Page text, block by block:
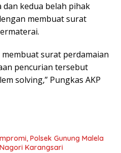
kedua belah pihak
membuat surat
surat perdamaian
pencurian tersebut
solving,” Pungkas AKP
Polsek Gunung Malela
Karangsari